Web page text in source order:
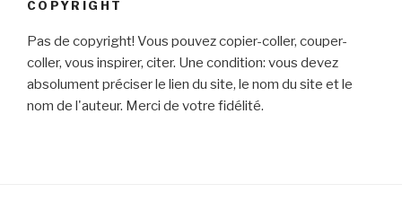
COPYRIGHT
Pas de copyright! Vous pouvez copier-coller, couper-
coller, vous inspirer, citer. Une condition: vous devez
absolument préciser le lien du site, le nom du site et le
nom de l'auteur. Merci de votre fidélité.